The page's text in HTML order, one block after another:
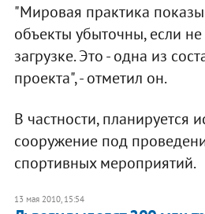
"Мировая практика
объекты убыточны, если
загрузке. Это - одна из
проекта", - отметил он.
В частности, планируется
сооружение под
спортивных мероприятий.
13 мая 2010, 15:54